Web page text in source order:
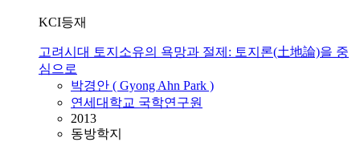
KCI등재
고려시대 토지소유의 욕망과 절제: 토지론(土地論)을 중
심으로
박경안 ( Gyong Ahn Park )
연세대학교 국학연구원
2013
동방학지